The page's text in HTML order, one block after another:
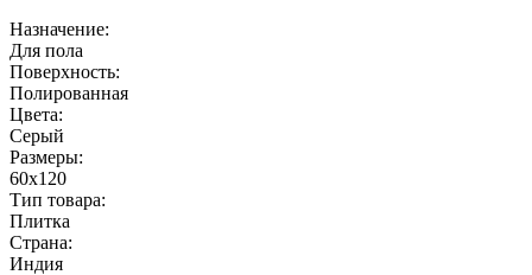
Назначение:
Для пола
Поверхность:
Полированная
Цвета:
Серый
Размеры:
60x120
Тип товара:
Плитка
Страна:
Индия